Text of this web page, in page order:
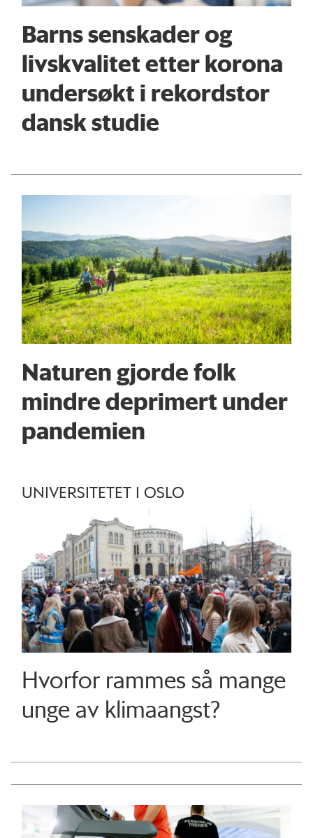
Barns senskader og
livskvalitet etter korona
undersøkt i rekordstor
dansk studie
Naturen gjorde folk
mindre deprimert under
pandemien
UNIVERSITETET I OSLO
Hvorfor rammes så mange
unge av klimaangst?